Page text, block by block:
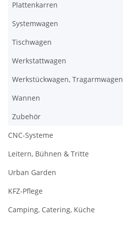
Plattenkarren
Systemwagen
Tischwagen
Werkstattwagen
Werkstückwagen, Tragarmwagen
Wannen
Zubehör
CNC-Systeme
Leitern, Bühnen & Tritte
Urban Garden
KFZ-Pflege
Camping, Catering, Küche